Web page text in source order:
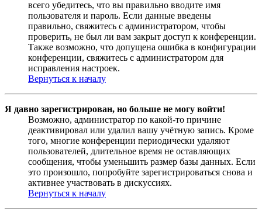
всего убедитесь, что вы правильно вводите имя
пользователя и пароль. Если данные введены
правильно, свяжитесь с администратором, чтобы
проверить, не был ли вам закрыт доступ к конференции.
Также возможно, что допущена ошибка в конфигурации
конференции, свяжитесь с администратором для
исправления настроек.
Вернуться к началу
Я давно зарегистрирован, но больше не могу войти!
Возможно, администратор по какой-то причине
деактивировал или удалил вашу учётную запись. Кроме
того, многие конференции периодически удаляют
пользователей, длительное время не оставляющих
сообщения, чтобы уменьшить размер базы данных. Если
это произошло, попробуйте зарегистрироваться снова и
активнее участвовать в дискуссиях.
Вернуться к началу